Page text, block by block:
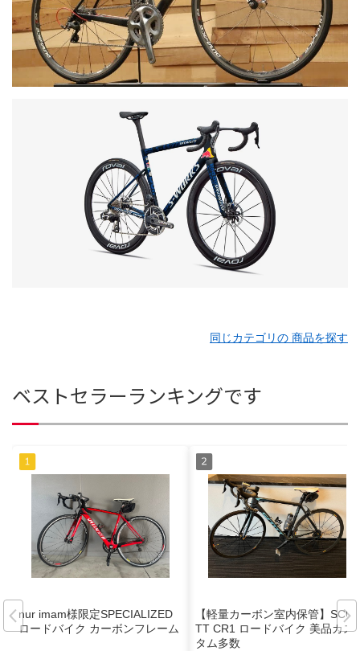
同じカテゴリの 商品を探す
ベストセラーランキングです
nur imam様限定SPECIALIZED
ロードバイク カーボンフレーム
【軽量カーボン室内保管】SCO
TT CR1 ロードバイク 美品カス
タム多数